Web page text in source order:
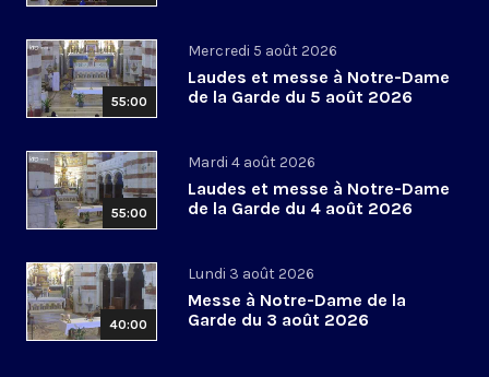
55:00
Mercredi 5 août 2026
Laudes et messe à Notre-Dame
de la Garde du 5 août 2026
55:00
Mardi 4 août 2026
Laudes et messe à Notre-Dame
de la Garde du 4 août 2026
40:00
Lundi 3 août 2026
Messe à Notre-Dame de la
Garde du 3 août 2026